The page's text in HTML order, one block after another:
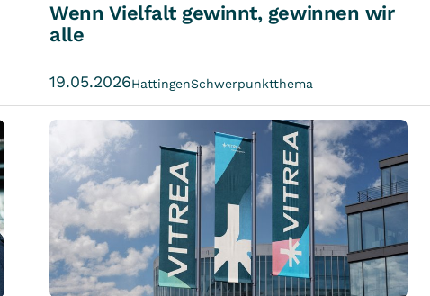
Wenn Vielfalt gewinnt, gewinnen wir
alle
19.05.2026HattingenSchwerpunktthema